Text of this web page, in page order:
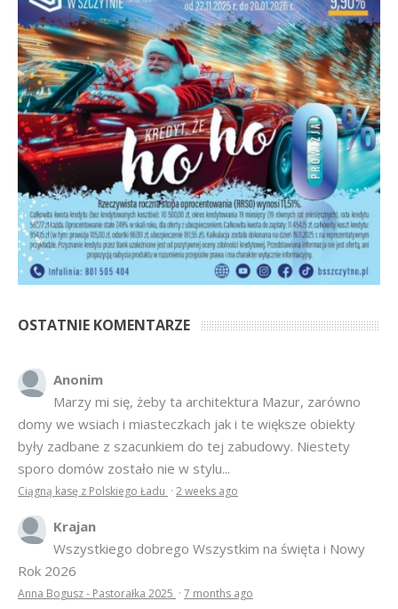
OSTATNIE KOMENTARZE
Anonim
Marzy mi się, żeby ta architektura Mazur, zarówno
domy we wsiach i miasteczkach jak i te większe obiekty
były zadbane z szacunkiem do tej zabudowy. Niestety
sporo domów zostało nie w stylu...
Ciągną kasę z Polskiego Ładu · 2 weeks ago
Krajan
Wszystkiego dobrego Wszystkim na święta i Nowy
Rok 2026
Anna Bogusz - Pastorałka 2025 · 7 months ago